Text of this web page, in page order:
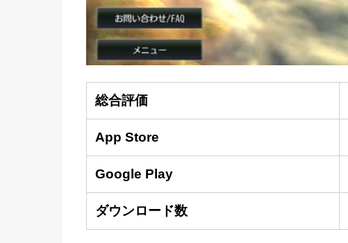
総合評価
App Store
Google Play
ダウンロード数